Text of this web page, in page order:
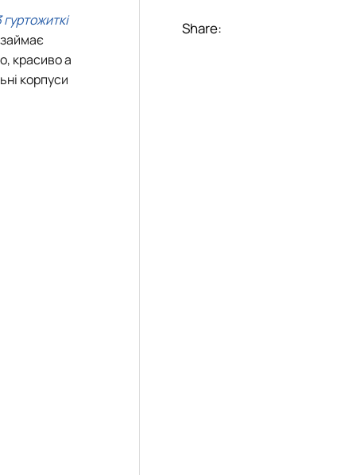
гуртожиткі
красиво а
корпуси
Share: